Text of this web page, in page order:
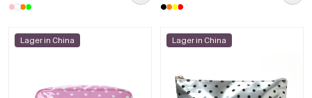
Lager in China Lager in China